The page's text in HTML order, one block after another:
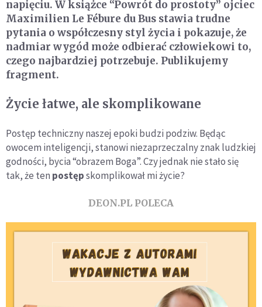
napięciu. W książce “Powrót do prostoty” ojciec
Maximilien Le Fébure du Bus stawia trudne
pytania o współczesny styl życia i pokazuje, że
nadmiar wygód może odbierać człowiekowi to,
czego najbardziej potrzebuje. Publikujemy
fragment.
Życie łatwe, ale skomplikowane
Postęp techniczny naszej epoki budzi podziw. Będąc
owocem inteligencji, stanowi niezaprzeczalny znak ludzkiej
godności, bycia “obrazem Boga”. Czy jednak nie stało się
tak, że ten postępskomplikował mi życie?
DEON.PL POLECA